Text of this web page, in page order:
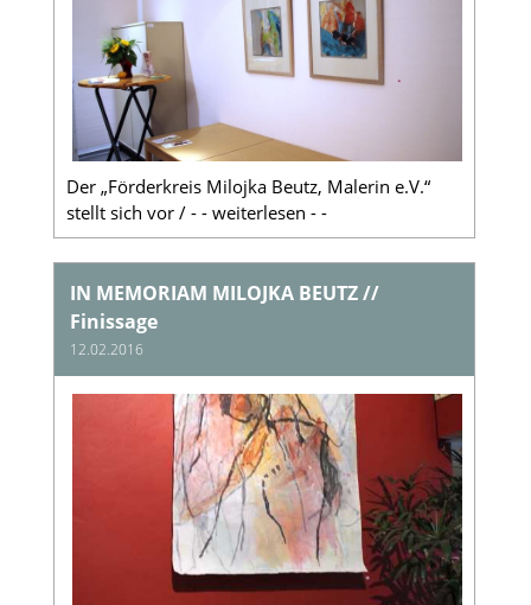
Der „Förderkreis Milojka Beutz, Malerin e.V.“
stellt sich vor / - - weiterlesen - -
IN MEMORIAM MILOJKA BEUTZ //
Finissage
12.02.2016